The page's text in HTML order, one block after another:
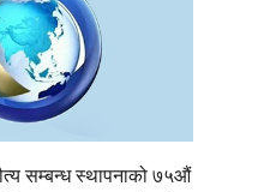
सम्बन्ध स्थापनाको ७५औं